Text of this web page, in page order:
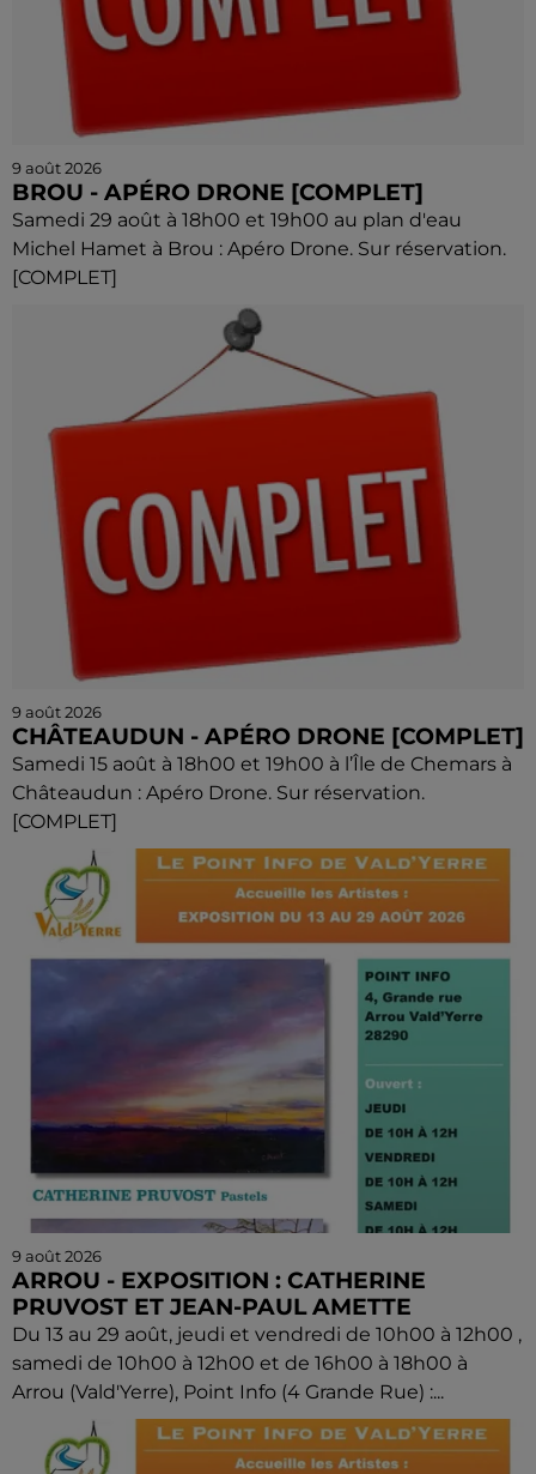
9 août 2026
BROU - APÉRO DRONE [COMPLET]
Samedi 29 août à 18h00 et 19h00 au plan d'eau
Michel Hamet à Brou : Apéro Drone. Sur réservation.
[COMPLET]
9 août 2026
CHÂTEAUDUN - APÉRO DRONE [COMPLET]
Samedi 15 août à 18h00 et 19h00 à l’Île de Chemars à
Châteaudun : Apéro Drone. Sur réservation.
[COMPLET]
9 août 2026
ARROU - EXPOSITION : CATHERINE
PRUVOST ET JEAN-PAUL AMETTE
Du 13 au 29 août, jeudi et vendredi de 10h00 à 12h00 ,
samedi de 10h00 à 12h00 et de 16h00 à 18h00 à
Arrou (Vald'Yerre), Point Info (4 Grande Rue) :...